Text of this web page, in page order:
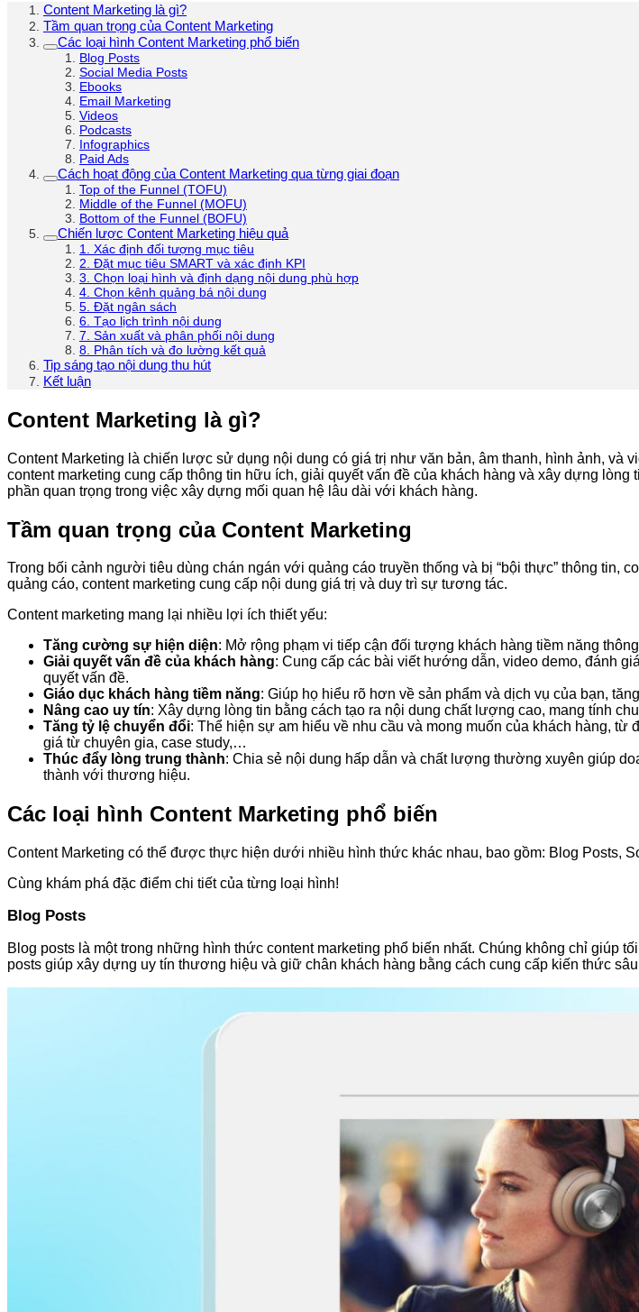
Content Marketing là gì?
Tầm quan trọng của Content Marketing
Các loại hình Content Marketing phổ biến
Blog Posts
Social Media Posts
Ebooks
Email Marketing
Videos
Podcasts
Infographics
Paid Ads
Cách hoạt động của Content Marketing qua từng giai đoạn
Top of the Funnel (TOFU)
Middle of the Funnel (MOFU)
Bottom of the Funnel (BOFU)
Chiến lược Content Marketing hiệu quả
1. Xác định đối tượng mục tiêu
2. Đặt mục tiêu SMART và xác định KPI
3. Chọn loại hình và định dạng nội dung phù hợp
4. Chọn kênh quảng bá nội dung
5. Đặt ngân sách
6. Tạo lịch trình nội dung
7. Sản xuất và phân phối nội dung
8. Phân tích và đo lường kết quả
Tip sáng tạo nội dung thu hút
Kết luận
Content Marketing là gì?
Content Marketing là chiến lược sử dụng nội dung có giá trị như văn bản, âm thanh, hình ảnh, và
content marketing cung cấp thông tin hữu ích, giải quyết vấn đề của khách hàng và xây dựng
phần quan trọng trong việc xây dựng mối quan hệ lâu dài với khách hàng.
Tầm quan trọng của Content Marketing
Trong bối cảnh người tiêu dùng chán ngán với quảng cáo truyền thống và bị “bội thực” thông tin,
quảng cáo, content marketing cung cấp nội dung giá trị và duy trì sự tương tác.
Content marketing mang lại nhiều lợi ích thiết yếu:
Tăng cường sự hiện diện: Mở rộng phạm vi tiếp cận đối tượng khách hàng tiềm năng
Giải quyết vấn đề của khách hàng: Cung cấp các bài viết hướng dẫn, video demo, đánh
quyết vấn đề.
Giáo dục khách hàng tiềm năng: Giúp họ hiểu rõ hơn về sản phẩm và dịch vụ của bạn,
Nâng cao uy tín: Xây dựng lòng tin bằng cách tạo ra nội dung chất lượng cao, mang tính
Tăng tỷ lệ chuyển đổi: Thể hiện sự am hiểu về nhu cầu và mong muốn của khách hàng,
giá từ chuyên gia, case study,…
Thúc đẩy lòng trung thành: Chia sẻ nội dung hấp dẫn và chất lượng thường xuyên giúp
thành với thương hiệu.
Các loại hình Content Marketing phổ biến
Content Marketing có thể được thực hiện dưới nhiều hình thức khác nhau, bao gồm: Blog Posts,
Cùng khám phá đặc điểm chi tiết của từng loại hình!
Blog Posts
Blog posts là một trong những hình thức content marketing phổ biến nhất. Chúng không chỉ giúp
posts giúp xây dựng uy tín thương hiệu và giữ chân khách hàng bằng cách cung cấp kiến thức